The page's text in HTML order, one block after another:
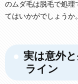
のムダ毛は脱毛で処理
てはいかがでしょうか。
実は意外
ライン